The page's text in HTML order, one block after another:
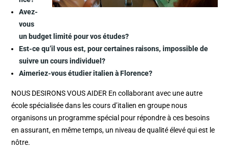
Avez-
vous
un budget limité pour vos études?
Est-ce qu’il vous est, pour certaines raisons, impossible de
suivre un cours individuel?
Aimeriez-vous étudier italien à Florence?
NOUS DESIRONS VOUS AIDER En collaborant avec une autre
école spécialisée dans les cours d’italien en groupe nous
organisons un programme spécial pour répondre à ces besoins
en assurant, en même temps, un niveau de qualité élevé qui est le
nôtre.